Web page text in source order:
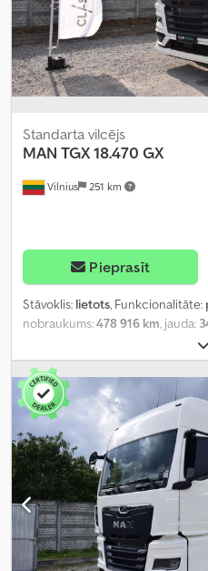
Vilnius 251 km
Standarta vilcējs
MAN TGX 18.470 GX
Pieprasīt
Stāvoklis: lietots, Funkcionalitāte:
nobraukums:478 916 km , jauda:
, degvielas
svars:8 088 kg, asu konfigurācija:
balts, pārnesuma veids:
Ražošanas gads:2022 , cilindru
stūres rata pozīcija:kreisais ,
stūres pastiprinātājs,